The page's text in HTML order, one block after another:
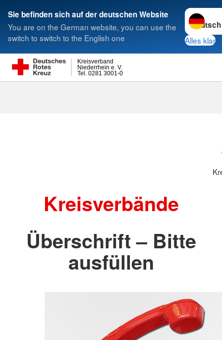
Sie befinden sich auf der deutschen Website
You are on the German website, you can use the
switch to switch to the English one
Sprache
Alles klar
Tel. 0281 3001-0
Niederrhein e. V.
Kreisverband
Suche
Kreisverbände
Überschrift – Bitte
ausfüllen